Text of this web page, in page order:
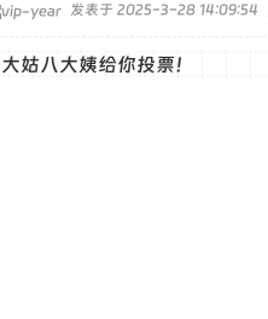
发表于 2025-3-28 14:09:54
姑八大姨给你投票！